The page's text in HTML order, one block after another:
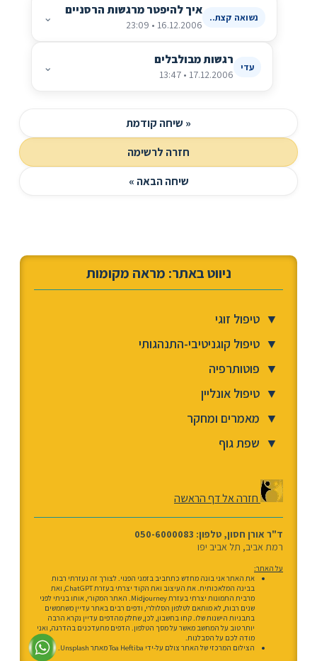
נשואה קצת.. איך להיפטר מרגשות הרסניים
16.12.2006 • 23:09
⌄
עדי רגשות מבולבלים
17.12.2006 • 13:47
⌄
« שיחה קודמת
חזרה לרשימה
שיחה הבאה »
ניווט באתר: מראה מקומות
▼ טיפול זוגי
▼ טיפול קוגניטיבי-התנהגותי
▼ פוטותרפיה
▼ טיפול אונליין
▼ מאמרים ומחקר
▼ שפת גוף
חזרה אל דף הראשה
ד"ר אורן חסון, טלפון: 050-6000083
רמת אביב, תל אביב יפו
על האתר:
את האתר אני בונה מחדש כתחביב בזמני הפנוי. לצורך זה נעזרתי רבות
בבינה המלאכותית. את העיצוב ואת הקוד יצרתי בעזרת ChatGPT, ואת
מרבית התמונות יצרתי בעזרת Midjourney. האתר המקורי, אותו בניתי לפני
שנים רבות, לא מותאם לטלפון הסלולרי, ודפים רבים באתר עדיין משתמשים
בתבניות הישנות שלו. קחו בחשבון, לכן, שחלק מהדפים עדיין נקרא הרבה
יותר טוב על המחשב מאשר על מסך הטלפון. הדפים מתעדכנים בהדרגה, ואני
מודה לכם על הסבלנות.
הצילום המרכזי של האתר צולם על-ידי Toa Heftiba מאתר Unsplash.